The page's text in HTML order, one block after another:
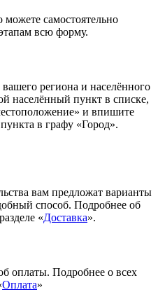
самостоятельно
всю форму.
региона и населённого
населённый пункт в списке,
и впишите
в графу «Город».
вам предложат варианты
способ. Подробнее об
«Доставка».
оплаты. Подробнее о всех
Оплата»